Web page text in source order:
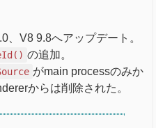
、V8 9.8へアップデート。
の追加。
がmain processのみか
からは削除された。